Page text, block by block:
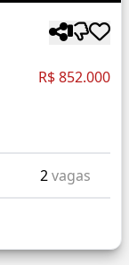
R$ 852.000
2vagas